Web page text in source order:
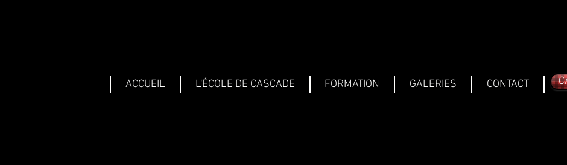
ACCUEIL L'ÉCOLE DE CASCADE FORMATION GALERIES CONTACT